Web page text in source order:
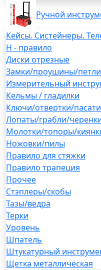
Ручной
Кейсы. Систейнеры.
H - правило
Диски отрезные
Замки/проушины/петли
Измерительный
Кельмы / гладилки
Ключи/отвертки/
Лопаты/грабли/
Молотки/топоры/
Ножовки/пилы
Правило для стяжки
Правило трапеция
Прочее
Стэплеры/скобы
Тазы/ведра
Терки
Уровень
Шпатель
Штукатурный
Щетка металлическая